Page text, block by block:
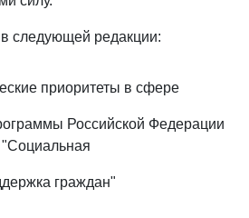
в следующей редакции:
приоритеты в сфере
Российской Федерации
"Социальная
граждан"